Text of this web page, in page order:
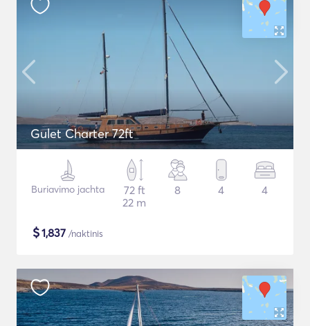
Gulet Charter 72ft
Buriavimo jachta
72 ft
22 m
8 4 4
$1,837 /naktinis